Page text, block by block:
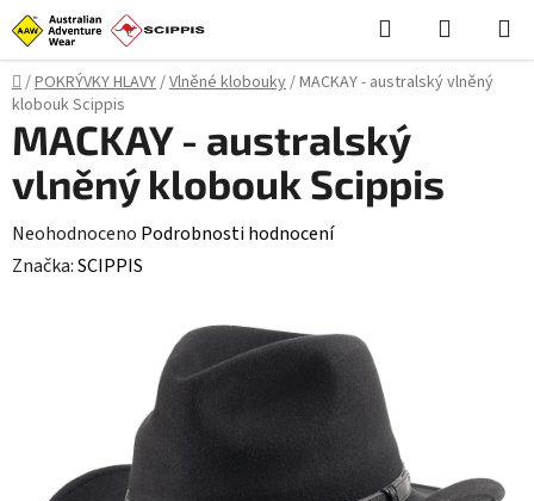
Přejít
na
obsah
Hledat
KOŠÍK
Domů
/POKRÝVKY HLAVY/Vlněné klobouky/MACKAY - australský vlněný
klobouk Scippis
MACKAY - australský
vlněný klobouk Scippis
Průměrné
hodnocení
Neohodnoceno Podrobnosti hodnocení
Značka:SCIPPIS